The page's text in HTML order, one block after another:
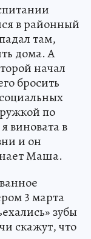
в районный
там,
дома. А
начал
бросить
по
виновата в
и он
Маша.
3 марта
зубы
скажут, что